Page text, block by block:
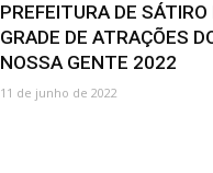
PREFEITURA DE
GRADE DE ATRAÇÕES
NOSSA GENTE 2022
11 de junho de 2022